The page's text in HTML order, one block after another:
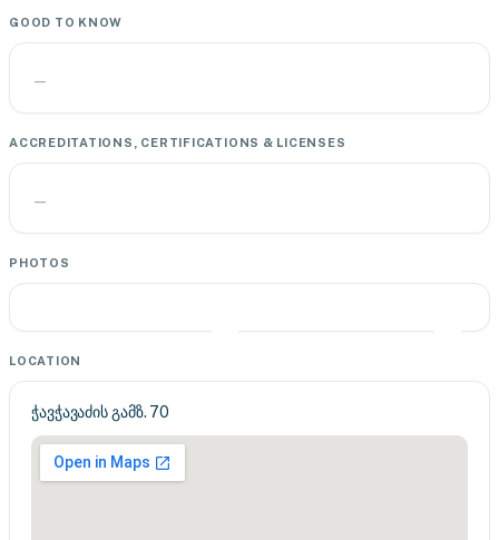
GOOD TO KNOW
—
ACCREDITATIONS, CERTIFICATIONS & LICENSES
—
PHOTOS
LOCATION
ჭავჭავაძის გამზ. 70